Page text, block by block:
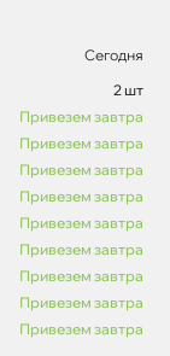
Сегодня
2 шт
Привезем завтра
Привезем завтра
Привезем завтра
Привезем завтра
Привезем завтра
Привезем завтра
Привезем завтра
Привезем завтра
Привезем завтра